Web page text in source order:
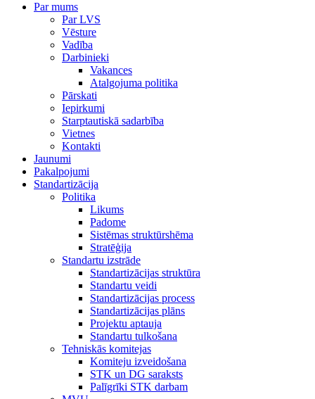
Par mums
Par LVS
Vēsture
Vadība
Darbinieki
Vakances
Atalgojuma politika
Pārskati
Iepirkumi
Starptautiskā sadarbība
Vietnes
Kontakti
Jaunumi
Pakalpojumi
Standartizācija
Politika
Likums
Padome
Sistēmas struktūrshēma
Stratēģija
Standartu izstrāde
Standartizācijas struktūra
Standartu veidi
Standartizācijas process
Standartizācijas plāns
Projektu aptauja
Standartu tulkošana
Tehniskās komitejas
Komiteju izveidošana
STK un DG saraksts
Palīgrīki STK darbam